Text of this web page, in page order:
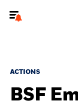
Nous connaître
ACTIONS
BSF